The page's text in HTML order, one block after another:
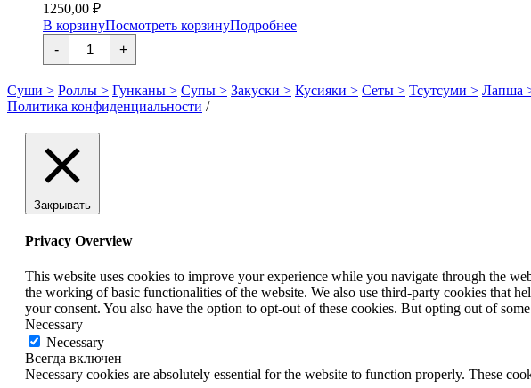
1250,00 ₽
В корзинуПосмотреть корзинуПодробнее
-
Количество
товара
Сакура
Филадельфия
+
Суши > Роллы > Гунканы > Супы > Закуски > Кусияки > Сеты > Тсутсуми > Лапша
Политика конфиденциальности /
Закрывать
Privacy Overview
This website uses cookies to improve your experience while you navigate through the
the working of basic functionalities of the website. We also use third-party cookies that
your consent. You also have the option to opt-out of these cookies. But opting out of
Necessary
Necessary
Всегда включен
Necessary cookies are absolutely essential for the website to function properly. These